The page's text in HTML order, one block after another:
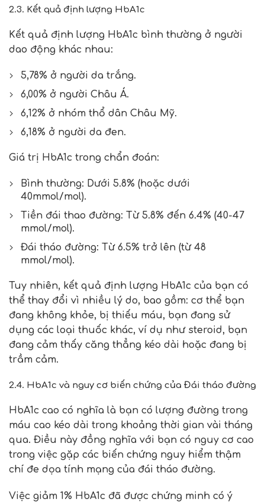
2.3. Kết quả định lượng HbA1c
Kết quả định lượng HbA1c bình thường ở người
dao động khác nhau:
5,78% ở người da trắng.
6,00% ở người Châu Á.
6,12% ở nhóm thổ dân Châu Mỹ.
6,18% ở người da đen.
Giá trị HbA1c trong chẩn đoán:
Bình thường: Dưới 5.8% (hoặc dưới
40mmol/mol).
Tiền đái thao đường: Từ 5.8% đến 6.4% (40-47
mmol/mol).
Đái tháo đường: Từ 6.5% trở lên (từ 48
mmol/mol).
Tuy nhiên, kết quả định lượng HbA1c của bạn có
thể thay đổi vì nhiều lý do, bao gồm: cơ thể bạn
đang không khỏe, bị thiếu máu, bạn đang sử
dụng các loại thuốc khác, ví dụ như steroid, bạn
đang cảm thấy căng thẳng kéo dài hoặc đang bị
trầm cảm.
2.4. HbA1c và nguy cơ biến chứng của Đái tháo đường
HbA1c cao có nghĩa là bạn có lượng đường trong
máu cao kéo dài trong khoảng thời gian vài tháng
qua. Điều này đồng nghĩa với bạn có nguy cơ cao
trong việc gặp các biến chứng nguy hiểm thậm
chí đe dọa tính mạng của đái tháo đường.
Việc giảm 1% HbA1c đã được chứng minh có ý